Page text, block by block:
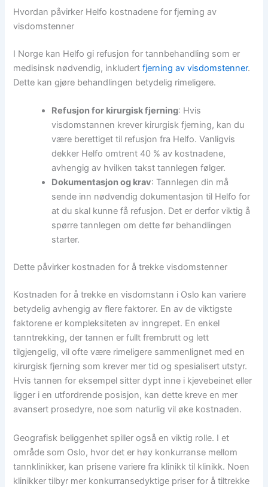
Hvordan påvirker Helfo kostnadene for fjerning av
visdomstenner
I Norge kan Helfo gi refusjon for tannbehandling som er
medisinsk nødvendig, inkludertfjerning av visdomstenner.
Dette kan gjøre behandlingen betydelig rimeligere.
Refusjon for kirurgisk fjerning: Hvis
visdomstannen krever kirurgisk fjerning, kan du
være berettiget til refusjon fra Helfo. Vanligvis
dekker Helfo omtrent 40 % av kostnadene,
avhengig av hvilken takst tannlegen følger.
Dokumentasjon og krav: Tannlegen din må
sende inn nødvendig dokumentasjon til Helfo for
at du skal kunne få refusjon. Det er derfor viktig å
spørre tannlegen om dette før behandlingen
starter.
Dette påvirker kostnaden for å trekke visdomstenner
Kostnaden for å trekke en visdomstann i Oslo kan variere
betydelig avhengig av flere faktorer. En av de viktigste
faktorene er kompleksiteten av inngrepet. En enkel
tanntrekking, der tannen er fullt frembrutt og lett
tilgjengelig, vil ofte være rimeligere sammenlignet med en
kirurgisk fjerning som krever mer tid og spesialisert utstyr.
Hvis tannen for eksempel sitter dypt inne i kjevebeinet eller
ligger i en utfordrende posisjon, kan dette kreve en mer
avansert prosedyre, noe som naturlig vil øke kostnaden.
Geografisk beliggenhet spiller også en viktig rolle. I et
område som Oslo, hvor det er høy konkurranse mellom
tannklinikker, kan prisene variere fra klinikk til klinikk. Noen
klinikker tilbyr mer konkurransedyktige priser for å tiltrekke